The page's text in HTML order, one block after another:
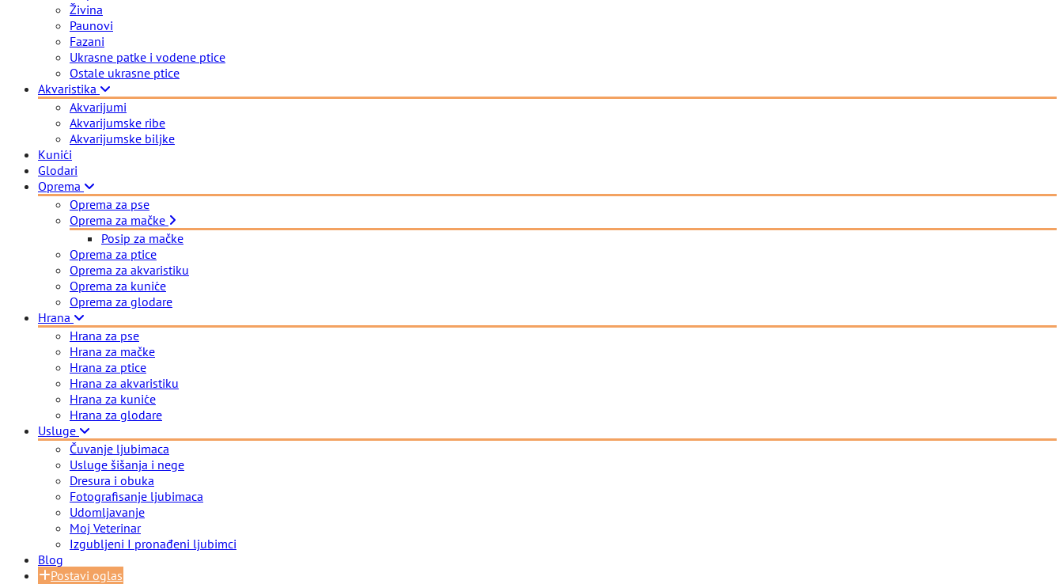
Živina
Paunovi
Fazani
Ukrasne patke i vodene ptice
Ostale ukrasne ptice
Akvaristika
Akvarijumi
Akvarijumske ribe
Akvarijumske biljke
Kunići
Glodari
Oprema
Oprema za pse
Oprema za mačke
Posip za mačke
Oprema za ptice
Oprema za akvaristiku
Oprema za kuniće
Oprema za glodare
Hrana
Hrana za pse
Hrana za mačke
Hrana za ptice
Hrana za akvaristiku
Hrana za kuniće
Hrana za glodare
Usluge
Čuvanje ljubimaca
Usluge šišanja i nege
Dresura i obuka
Fotografisanje ljubimaca
Udomljavanje
Moj Veterinar
Izgubljeni I pronađeni ljubimci
Blog
Postavi oglas